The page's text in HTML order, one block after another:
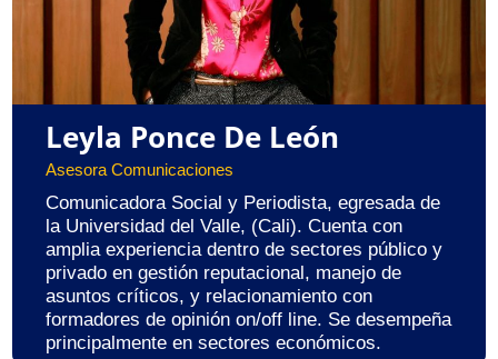
Leyla Ponce De León
Asesora Comunicaciones
Comunicadora Social y Periodista, egresada de
la Universidad del Valle, (Cali). Cuenta con
amplia experiencia dentro de sectores público y
privado en gestión reputacional, manejo de
asuntos críticos, y relacionamiento con
formadores de opinión on/off line. Se desempeña
principalmente en sectores económicos.